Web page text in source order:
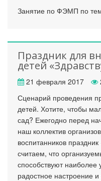
Занятие по ФЭМП по
Праздник для
детей
21 февраля 2017
Сценарий проведения
детей. Хотите, чтобы
сад? Ежегодно перед
наш коллектив
воспитанников
считаем, что
способствуют
радостное настроение